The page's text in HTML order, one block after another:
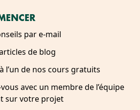
par e-mail
de blog
l’un de nos cours gratuits
avec un membre de l’équipe
sur votre projet